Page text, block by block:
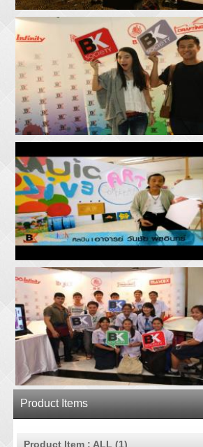
Product Items
Product Item : ALL (1)